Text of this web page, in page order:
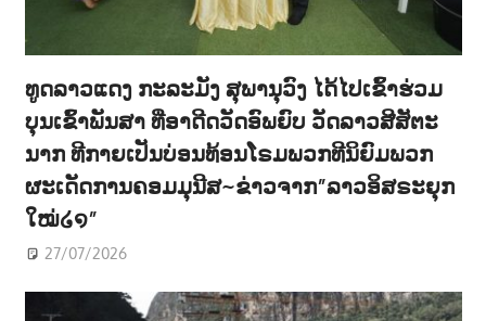
ທູດລາວແດງ ກະລະມັງ ສຸພານຸວົງ ໄດ້ໄປເຂົ້າຮ່ວມ
ບຸນເຂົ້າພັນສາ ທີ່ອາດີດວັດອົພຍົບ ວັດລາວສີສັຕະ
ນາກ ທີກາຍເປັນບ່ອນທ້ອນໂຣມພວກທີນິຍົມພວກ
ຜະເດັດການຄອມມຸນີສ~ຂ່າວຈາກ”ລາວອິສຣະຍຸກ
ໃໝ່໒໑”
27/07/2026